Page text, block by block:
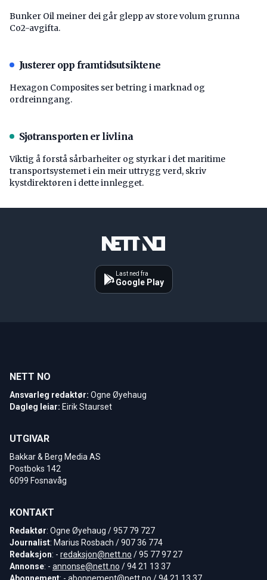
Bunker Oil meiner dei går glepp av store volum grunna
Co2-avgifta.
Justerer opp framtidsutsiktene
Hexagon Composites ser betring i marknad og
ordreinngang.
Sjøtransporten er livlina
Viktig å forstå ­sårbarheiter og styrkar i det maritime
transport­systemet i ein meir uttrygg verd, skriv
kystdirektøren i dette innlegget.
Last ned fra
Google Play
NETT NO
Ansvarleg redaktør: Ogne Øyehaug
Dagleg leiar: Eirik Staurset
UTGIVAR
Bakkar & Berg Media AS
Postboks 142
6099 Fosnavåg
KONTAKT
Redaktør: Ogne Øyehaug / 957 79 727
Journalist: Marius Rosbach / 907 36 774
Redaksjon: - redaksjon@nett.no / 95 77 97 27
Annonse: - annonse@nett.no / 94 21 13 37
Abonnement: - abonnement@nett.no / 94 21 13 37